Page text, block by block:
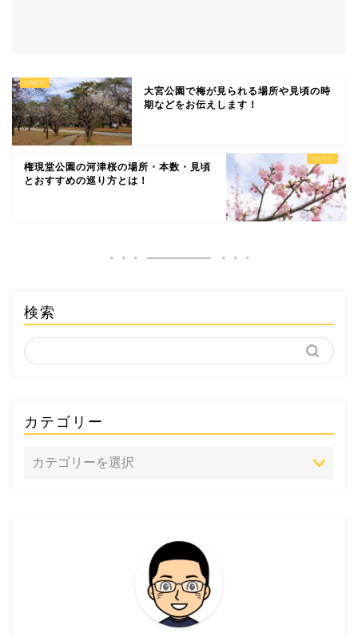
大宮公園で梅が見られる場所や見頃の時
期などをお伝えします！
権現堂公園の河津桜の場所・本数・見頃
とおすすめの巡り方とは！
検索
カテゴリー